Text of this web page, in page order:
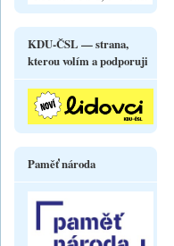
KDU-ČSL — strana,
kterou volím a podporuji
Paměť národa